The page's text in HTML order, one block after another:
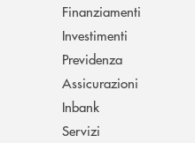
Finanziamenti
Investimenti
Previdenza
Assicurazioni
Inbank
Servizi